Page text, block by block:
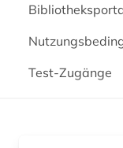
Test-Zugänge